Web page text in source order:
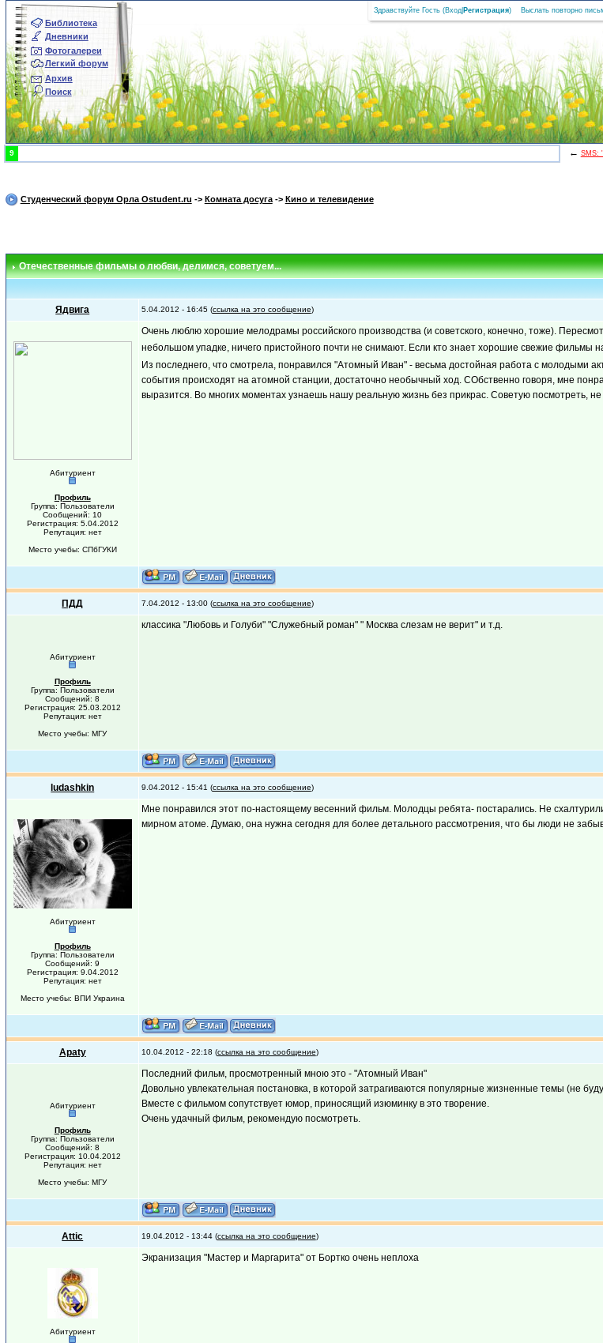
Библиотека
Дневники
Фотогалереи
Легкий форум
Архив
Поиск
Здравствуйте Гость (Вход Регистрация) Выслать повторно
9 ← SMS: "
Студенческий форум Орла Ostudent.ru -> Комната досуга-> Кино и телевидение
Отечественные фильмы о любви, делимся, советуем...
Ядвига 5.04.2012 - 16:45 (ссылка на это сообщение)
Абитуриент
Профиль
Группа: Пользователи
Сообщений: 10
Регистрация: 5.04.2012
Репутация: нет
Место учебы: СПбГУКИ
Очень люблю хорошие мелодрамы российского производства (и советского, конечно, тоже).
небольшом упадке, ничего пристойного почти не снимают. Если кто знает хорошие свежие фильмы
Из последнего, что смотрела, понравился "Атомный Иван" - весьма достойная работа с молодыми
события происходят на атомной станции, достаточно необычный ход. СОбственно говоря, мне
выразится. Во многих моментах узнаешь нашу реальную жизнь без прикрас. Советую посмотреть,
ПДД 7.04.2012 - 13:00 (ссылка на это сообщение)
Абитуриент
Профиль
Группа: Пользователи
Сообщений: 8
Регистрация: 25.03.2012
Репутация: нет
Место учебы: МГУ
классика "Любовь и Голуби" "Служебный роман" " Москва слезам не верит" и т.д.
ludashkin 9.04.2012 - 15:41 (ссылка на это сообщение)
Абитуриент
Профиль
Группа: Пользователи
Сообщений: 9
Регистрация: 9.04.2012
Репутация: нет
Место учебы: ВПИ Украина
Мне понравился этот по-настоящему весенний фильм. Молодцы ребята- постарались. Не
мирном атоме. Думаю, она нужна сегодня для более детального рассмотрения, что бы люди не
Apaty 10.04.2012 - 22:18 (ссылка на это сообщение)
Абитуриент
Профиль
Группа: Пользователи
Сообщений: 8
Регистрация: 10.04.2012
Репутация: нет
Место учебы: МГУ
Последний фильм, просмотренный мною это - "Атомный Иван"
Довольно увлекательная постановка, в которой затрагиваются популярные жизненные темы (не
Вместе с фильмом сопутствует юмор, приносящий изюминку в это творение.
Очень удачный фильм, рекомендую посмотреть.
Attic 19.04.2012 - 13:44 (ссылка на это сообщение)
Абитуриент
Экранизация "Мастер и Маргарита" от Бортко очень неплоха